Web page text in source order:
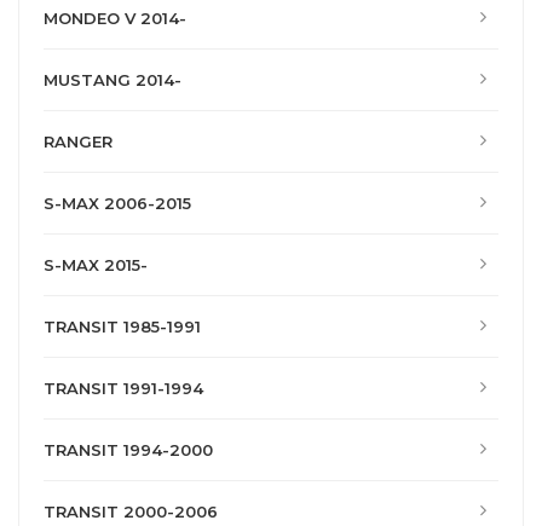
MONDEO V 2014-
MUSTANG 2014-
RANGER
S-MAX 2006-2015
S-MAX 2015-
TRANSIT 1985-1991
TRANSIT 1991-1994
TRANSIT 1994-2000
TRANSIT 2000-2006